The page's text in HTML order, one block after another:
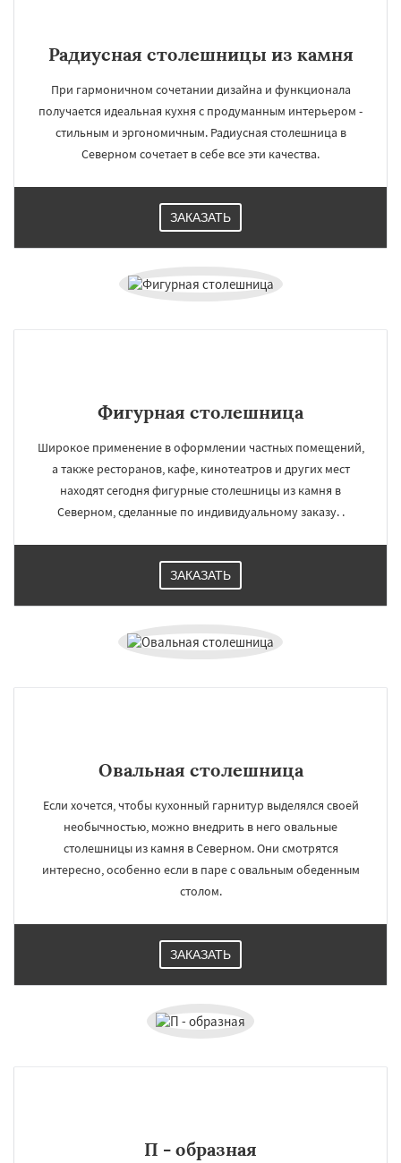
Радиусная столешницы из камня
При гармоничном сочетании дизайна и функционала
получается идеальная кухня с продуманным интерьером -
стильным и эргономичным. Радиусная столешница в
Северном сочетает в себе все эти качества.
ЗАКАЗАТЬ
Фигурная столешница
Широкое применение в оформлении частных помещений,
а также ресторанов, кафе, кинотеатров и других мест
находят сегодня фигурные столешницы из камня в
Северном, сделанные по индивидуальному заказу. .
ЗАКАЗАТЬ
Овальная столешница
Если хочется, чтобы кухонный гарнитур выделялся своей
необычностью, можно внедрить в него овальные
столешницы из камня в Северном. Они смотрятся
интересно, особенно если в паре с овальным обеденным
столом.
ЗАКАЗАТЬ
П - образная